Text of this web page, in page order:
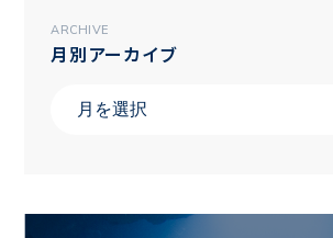
ARCHIVE
月別アーカイブ